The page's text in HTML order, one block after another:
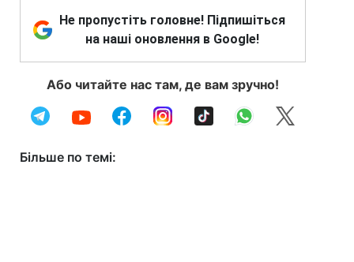
Не пропустіть головне! Підпишіться
на наші оновлення в Google!
Або читайте нас там, де вам зручно!
Більше по темі: